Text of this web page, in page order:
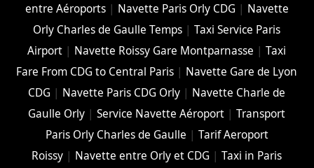
entre Aéroports| Navette Paris Orly CDG | Navette
Orly Charles de Gaulle Temps |Taxi Service Paris
Airport | Navette Roissy Gare Montparnasse |Taxi
Fare From CDG to Central Paris | Navette Gare de Lyon
CDG | Navette Paris CDG Orly | Navette Charle de
Gaulle Orly |Service Navette Aéroport |Transport
Paris Orly Charles de Gaulle | Tarif Aeroport
Roissy | Navette entre Orly et CDG |Taxi in Paris